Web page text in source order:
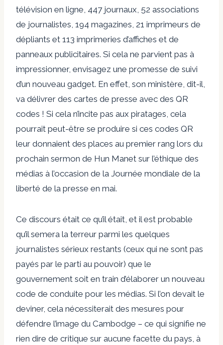
télévision en ligne, 447 journaux, 52 associations
de journalistes, 194 magazines, 21 imprimeurs de
dépliants et 113 imprimeries d’affiches et de
panneaux publicitaires. Si cela ne parvient pas à
impressionner, envisagez une promesse de suivi
d’un nouveau gadget. En effet, son ministère, dit-il,
va délivrer des cartes de presse avec des QR
codes ! Si cela n’incite pas aux piratages, cela
pourrait peut-être se produire si ces codes QR
leur donnaient des places au premier rang lors du
prochain sermon de Hun Manet sur l’éthique des
médias à l’occasion de la Journée mondiale de la
liberté de la presse en mai.
Ce discours était ce qu’il était, et il est probable
qu’il semera la terreur parmi les quelques
journalistes sérieux restants (ceux qui ne sont pas
payés par le parti au pouvoir) que le
gouvernement soit en train d’élaborer un nouveau
code de conduite pour les médias. Si l’on devait le
deviner, cela nécessiterait des mesures pour
défendre l’image du Cambodge – ce qui signifie ne
rien dire de critique sur aucune facette du pays, à